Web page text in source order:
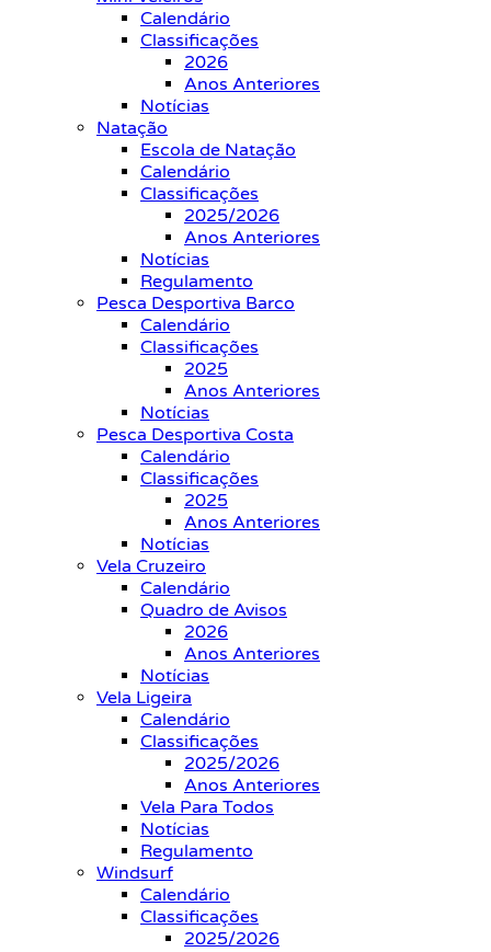
Calendário
Classificações
2026
Anos Anteriores
Notícias
Natação
Escola de Natação
Calendário
Classificações
2025/2026
Anos Anteriores
Notícias
Regulamento
Pesca Desportiva Barco
Calendário
Classificações
2025
Anos Anteriores
Notícias
Pesca Desportiva Costa
Calendário
Classificações
2025
Anos Anteriores
Notícias
Vela Cruzeiro
Calendário
Quadro de Avisos
2026
Anos Anteriores
Notícias
Vela Ligeira
Calendário
Classificações
2025/2026
Anos Anteriores
Vela Para Todos
Notícias
Regulamento
Windsurf
Calendário
Classificações
2025/2026